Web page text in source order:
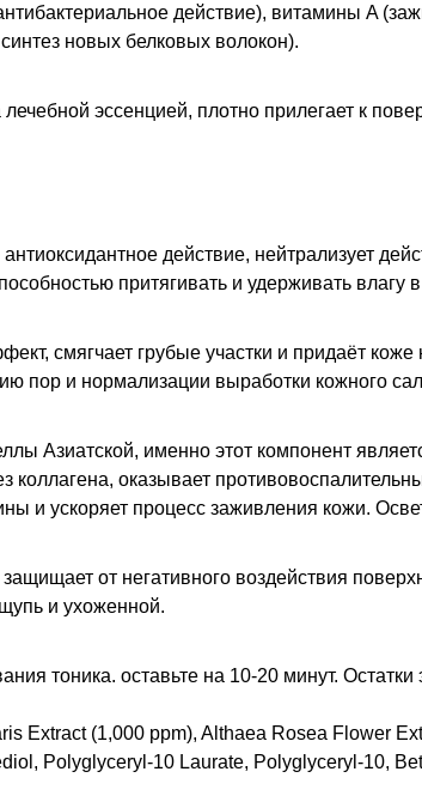
действие), витамины A
новых белковых волокон).
эссенцией, плотно прилегает к
действие, нейтрализует
притягивать и удерживать влагу
смягчает грубые участки и придаёт
пор и нормализации выработки кожного
Азиатской, именно этот компонент
коллагена, оказывает
и ускоряет процесс заживления кожи.
от негативного воздействия
и ухоженной.
тоника. оставьте на 10-20 минут.
Extract (1,000 ppm), Althaea Rosea Flower
Polyglyceryl-10 Laurate, Polyglyceryl-10,